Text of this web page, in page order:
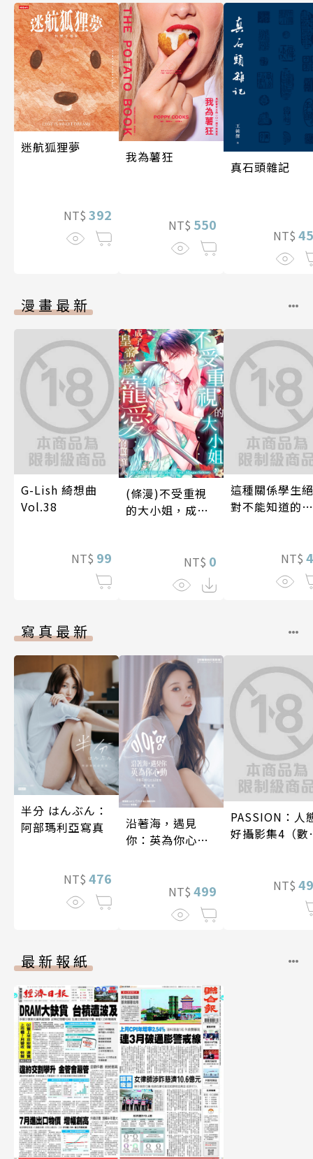
迷航狐狸夢
NT$ 392
我為薯狂
NT$ 550
真石頭雜記
NT$
漫畫最新
G-Lish 綺想曲
Vol.38
NT$ 99
(條漫)不受重視
的大小姐，成了
NT$ 0
這種關係學生絕
對不能知道的
兩人是甜蜜的現
在進行式～ 04
NT$
寫真最新
半分 はんぶん：
阿部瑪利亞寫真
NT$ 476
沿著海，遇見
你：英為你心動
NT$ 499
PASSION：人
好攝影集4（數
NT$
最新報紙